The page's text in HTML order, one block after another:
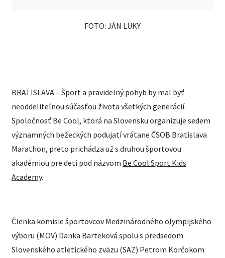
FOTO: JÁN LUKY
BRATISLAVA – Šport a pravidelný pohyb by mal byť
neoddeliteľnou súčasťou života všetkých generácií.
Spoločnosť Be Cool, ktorá na Slovensku organizuje sedem
významných bežeckých podujatí vrátane ČSOB Bratislava
Marathon, preto prichádza už s druhou športovou
akadémiou pre deti pod názvom Be Cool Sport Kids
Academy.
Členka komisie športovcov Medzinárodného olympijského
výboru (MOV) Danka Barteková spolu s predsedom
Slovenského atletického zväzu (SAZ) Petrom Korčokom